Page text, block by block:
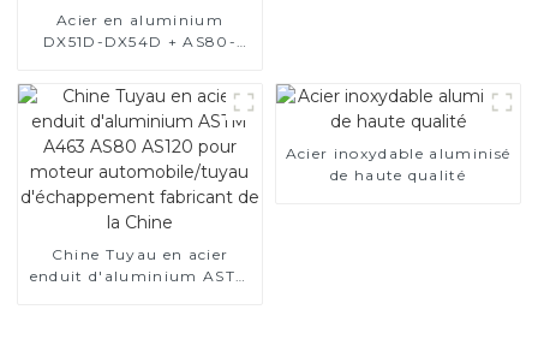
Acier en aluminium
DX51D-DX54D + AS80-
d'aluminium et tuyaux et
tubes en acier en
aluminium utilisés pour le
tuyau d'échappement de
voiture
Chine Tuyau en acier
enduit d'aluminium ASTM
Acier inoxydable aluminisé
de haute qualité